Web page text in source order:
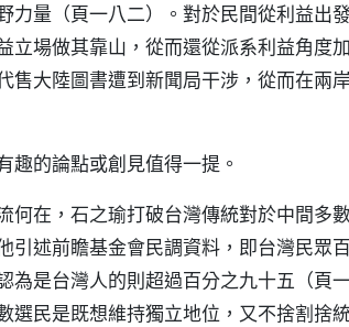
力量（頁一八二）。對於民間從利益出
立場做其靠山，從而還從派系利益角度
售大陸圖書遭到新聞局干涉，從而在兩
趣的論點或創見值得一提。
何在，石之瑜打破台灣傳統對於中間多
引述前瞻基金會民調資料，即台灣民眾
為是台灣人的則超過百分之九十五（頁
選民是既想維持獨立地位，又不捨割捨